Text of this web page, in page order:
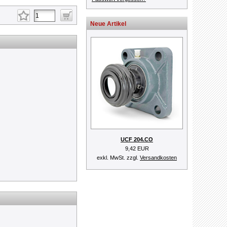
Neue Artikel
UCF 204.CO
9,42 EUR
exkl. MwSt. zzgl. Versandkosten